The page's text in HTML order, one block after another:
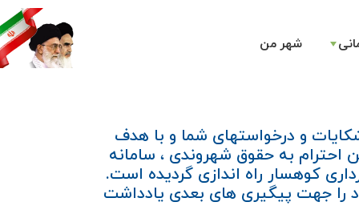
شهر من
و درخواستهای شما و با هدف
به حقوق شهروندی ،‌ سامانه
کوهسار راه اندازی گردیده است.
را جهت پیگیری های بعدی یادداشت